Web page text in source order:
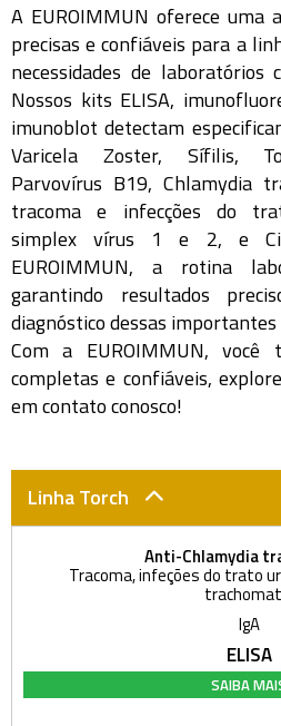
A EUROIMMUN oferece uma
precisas e confiáveis para a
necessidades de laboratórios
Nossos kits ELISA,
imunoblot detectam
Varicela Zoster, Sífilis,
Parvovírus B19, Chlamydia
tracoma e infecções do
simplex vírus 1 e 2, e
EUROIMMUN, a rotina
garantindo resultados
diagnóstico dessas importantes
Com a EUROIMMUN, você
completas e confiáveis,
em contato conosco!
Linha Torch
Anti-Chlamydia
Tracoma, infeções do trato
IgA
ELISA
SAIBA